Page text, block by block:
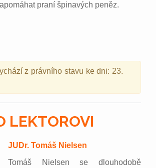
praní špinavých peněz.
z právního stavu ke dni: 23.
LEKTOROVI
JUDr. Tomáš Nielsen
Tomáš Nielsen se dlouhodobě